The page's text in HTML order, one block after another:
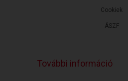
ÁSZF
Cookiek
További információ